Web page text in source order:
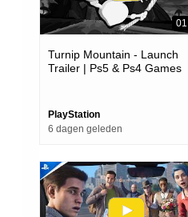
Turnip Mountain - Launch
Trailer | Ps5 & Ps4 Games
PlayStation
6 dagen geleden